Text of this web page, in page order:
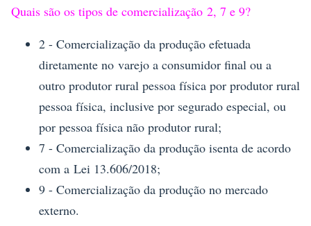
Quais são os tipos de comercialização 2, 7 e 9?
2 - Comercialização da produção efetuada
diretamente no varejo a consumidor final ou a
outro produtor rural pessoa física por produtor rural
pessoa física, inclusive por segurado especial, ou
por pessoa física não produtor rural;
7 - Comercialização da produção isenta de acordo
com a Lei 13.606/2018;
9 - Comercialização da produção no mercado
externo.